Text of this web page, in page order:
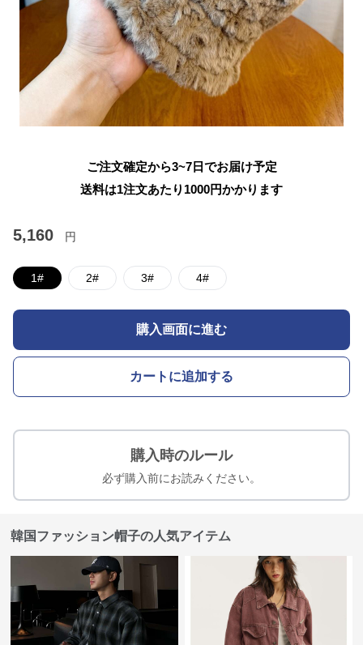
ご注文確定から3~7日でお届け予定
送料は1注文あたり 1000円かかります
5,160 円
1# 2# 3# 4#
購入画面に進む
カートに追加する
購入時のルール
必ず購入前にお読みください。
韓国ファッション帽子の人気アイテム